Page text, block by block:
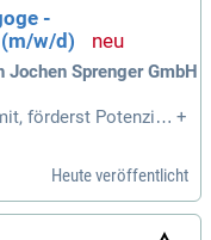
-
w/d)
Sprenger GmbH
förderst Potenzial
bewir
Erfüllung.
+
Heute veröffentlicht